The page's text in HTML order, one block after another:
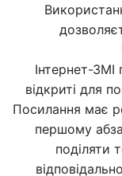
Інтернет-
відкриті для
Посилання має
першому
поділяти